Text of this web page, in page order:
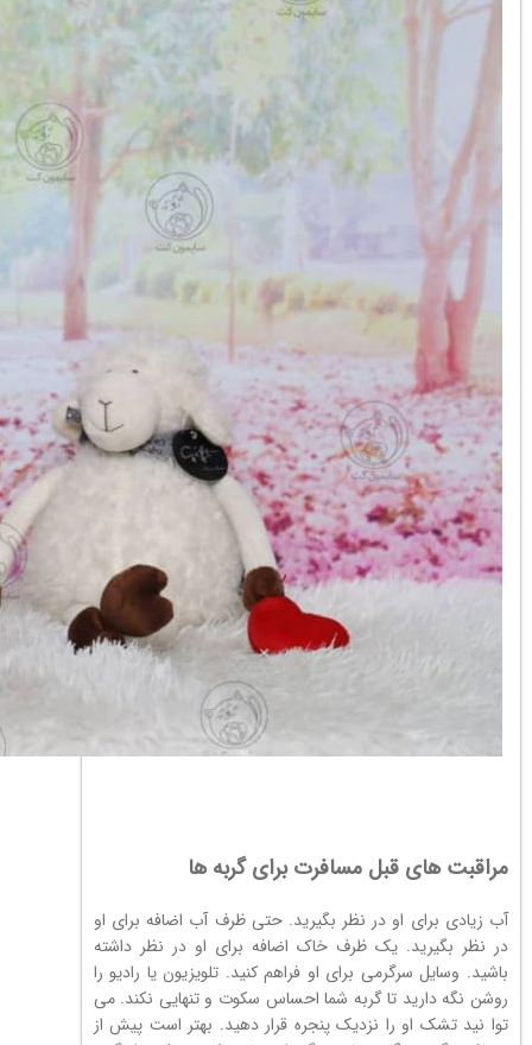
مراقبت های قبل مسافرت برای گربه ها
آب زیادی برای او در نظر بگیرید. حتی ظرف آب اضافه برای او
در نظر بگیرید. یک ظرف خاک اضافه برای او در نظر داشته
باشید. وسایل سرگرمی برای او فراهم کنید. تلویزیون یا رادیو را
روشن نگه دارید تا گربه شما احساس سکوت و تنهایی نکند. می
توا نید تشک او را نزدیک پنجره قرار دهید. بهتر است پیش از